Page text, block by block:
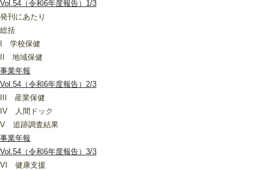
Vol.54（令和6年度報告）1/3
発刊にあたり
総括
I 学校保健
II 地域保健
事業年報
Vol.54（令和6年度報告）2/3
III 産業保健
IV 人間ドック
V 追跡調査結果
事業年報
Vol.54（令和6年度報告）3/3
VI 健康支援